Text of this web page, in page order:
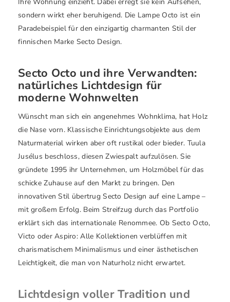
sondern wirkt eher beruhigend. Die Lampe Octo ist ein
Paradebeispiel für den einzigartig charmanten Stil der
finnischen Marke Secto Design.
Secto Octo und ihre Verwandten:
natürliches Lichtdesign für
moderne Wohnwelten
Wünscht man sich ein angenehmes Wohnklima, hat Holz
die Nase vorn. Klassische Einrichtungsobjekte aus dem
Naturmaterial wirken aber oft rustikal oder bieder. Tuula
Jusélus beschloss, diesen Zwiespalt aufzulösen. Sie
gründete 1995 ihr Unternehmen, um Holzmöbel für das
schicke Zuhause auf den Markt zu bringen. Den
innovativen Stil übertrug Secto Design auf eine Lampe –
mit großem Erfolg. Beim Streifzug durch das Portfolio
erklärt sich das internationale Renommee. Ob Secto Octo,
Victo oder Aspiro: Alle Kollektionen verblüffen mit
charismatischem Minimalismus und einer ästhetischen
Leichtigkeit, die man von Naturholz nicht erwartet.
Lichtdesign voller Tradition und